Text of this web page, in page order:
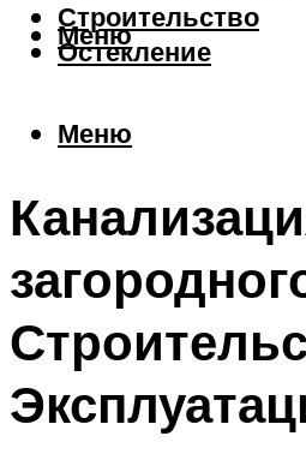
Строительство
Остекление
Меню
Меню